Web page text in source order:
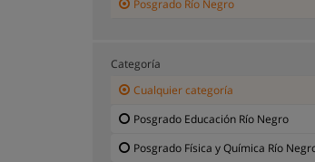
Posgrado Río Negro
Categoría
Cualquier categoría
Posgrado Educación Río Negro
Posgrado Física y Química Río